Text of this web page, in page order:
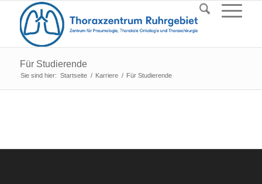
Für Studierende
Sie sind hier: Startseite / Karriere / Für Studierende